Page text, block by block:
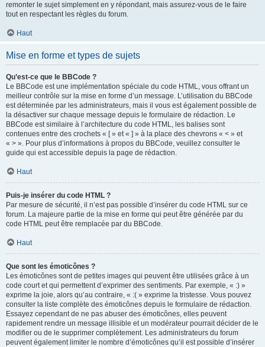
remonter le sujet simplement en y répondant, mais assurez-vous de le faire
tout en respectant les règles du forum.
Haut
Mise en forme et types de sujets
Qu’est-ce que le BBCode ?
Le BBCode est une implémentation spéciale du code HTML, vous offrant un
meilleur contrôle sur la mise en forme d’un message. L’utilisation du BBCode
est déterminée par les administrateurs, mais il vous est également possible de
la désactiver sur chaque message depuis le formulaire de rédaction. Le
BBCode est similaire à l’architecture du code HTML, les balises sont
contenues entre des crochets « [ » et « ] » à la place des chevrons « < » et
« > ». Pour plus d’informations à propos du BBCode, veuillez consulter le
guide qui est accessible depuis la page de rédaction.
Haut
Puis-je insérer du code HTML ?
Par mesure de sécurité, il n’est pas possible d’insérer du code HTML sur ce
forum. La majeure partie de la mise en forme qui peut être générée par du
code HTML peut être remplacée par du BBCode.
Haut
Que sont les émoticônes ?
Les émoticônes sont de petites images qui peuvent être utilisées grâce à un
code court et qui permettent d’exprimer des sentiments. Par exemple, « :) »
exprime la joie, alors qu’au contraire, « :( » exprime la tristesse. Vous pouvez
consulter la liste complète des émoticônes depuis le formulaire de rédaction.
Essayez cependant de ne pas abuser des émoticônes, elles peuvent
rapidement rendre un message illisible et un modérateur pourrait décider de le
modifier ou de le supprimer complètement. Les administrateurs du forum
peuvent également limiter le nombre d’émoticônes qu’il est possible d’insérer